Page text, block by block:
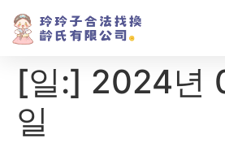
[일:] 2024년
일